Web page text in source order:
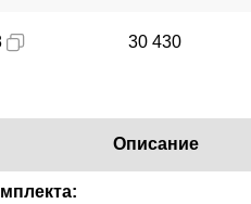
30 430
Описание